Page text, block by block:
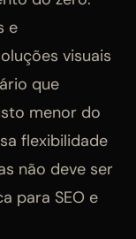
e
visuais
que
menor do
flexibilidade
não deve ser
para SEO e